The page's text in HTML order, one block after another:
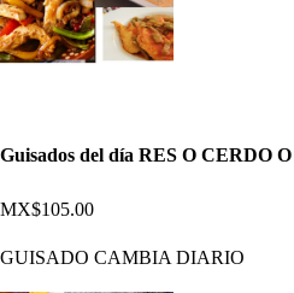
Guisados del día RES O CERDO
MX$105.00
GUISADO CAMBIA DIARIO